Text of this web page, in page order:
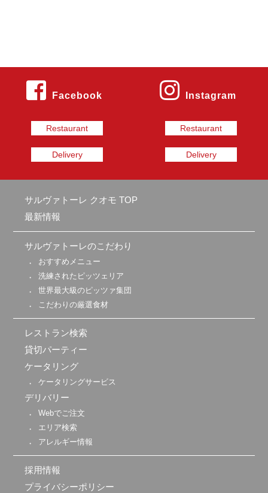
Facebook
Restaurant
Delivery
Instagram
Restaurant
Delivery
サルヴァトーレ クオモ TOP
最新情報
サルヴァトーレのこだわり
おすすめメニュー
洗練されたピッツェリア
世界最大級のピッツァ集団
こだわりの厳選食材
レストラン検索
貸切パーティー
ケータリング
ケータリングサービス
デリバリー
Webでご注文
エリア検索
アレルギー情報
採用情報
プライバシーポリシー